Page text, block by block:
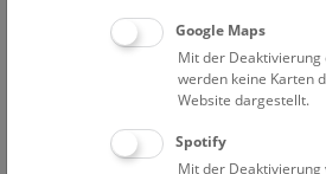
Google Maps
Mit der Deaktivierung
werden keine Karten
Website dargestellt.
Spotify
Mit der Deaktivierung